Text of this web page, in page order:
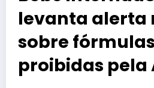
levanta alerta
sobre
proibidas pela